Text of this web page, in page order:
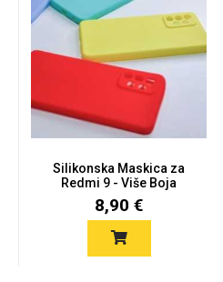
Silikonska Maskica za
Redmi 9 - Više Boja
8,90 €
Feel Good
Preklopne maskice